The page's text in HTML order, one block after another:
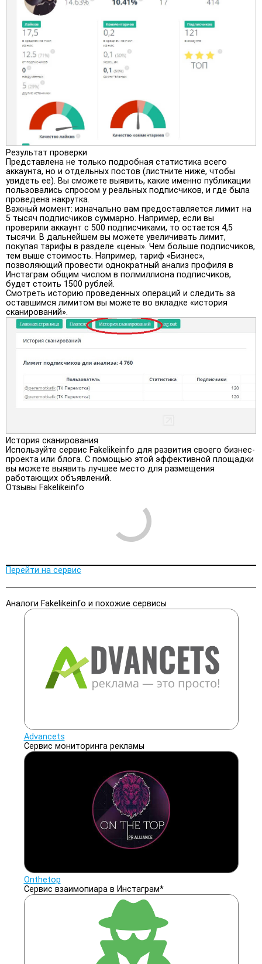
Результат проверки
Представлена не только подробная статистика всего
аккаунта, но и отдельных постов (листните ниже, чтобы
увидеть ее). Вы сможете выявить, какие именно публикации
пользовались спросом у реальных подписчиков, и где была
проведена накрутка.
Важный момент: изначально вам предоставляется лимит на
5 тысяч подписчиков суммарно. Например, если вы
проверили аккаунт с 500 подписчиками, то остается 4,5
тысячи. В дальнейшем вы можете увеличивать лимит,
покупая тарифы в разделе «цены». Чем больше подписчиков,
тем выше стоимость. Например, тариф «Бизнес»,
позволяющий провести однократный анализ профиля в
Инстаграм общим числом в полмиллиона подписчиков,
будет стоить 1500 рублей.
Смотреть историю проведенных операций и следить за
оставшимся лимитом вы можете во вкладке «история
сканирований».
История сканирования
Используйте сервис Fakelikeinfo для развития своего бизнес-
проекта или блога. С помощью этой эффективной площадки
вы можете выявить лучшее место для размещения
работающих объявлений.
Отзывы Fakelikeinfo
Перейти на сервис
Аналоги Fakelikeinfo и похожие сервисы
Advancets
Сервис мониторинга рекламы
Onthetop
Сервис взаимопиара в Инстаграм*